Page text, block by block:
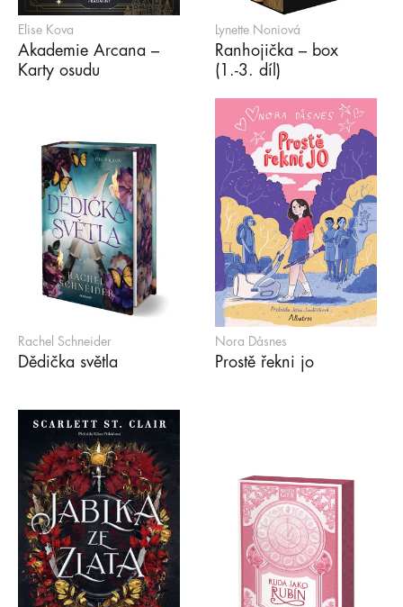
Elise Kova
Akademie Arcana –
Karty osudu
Lynette Noniová
Ranhojička – box
(1.-3. díl)
Rachel Schneider
Dědička světla
Nora Dåsnes
Prostě řekni jo